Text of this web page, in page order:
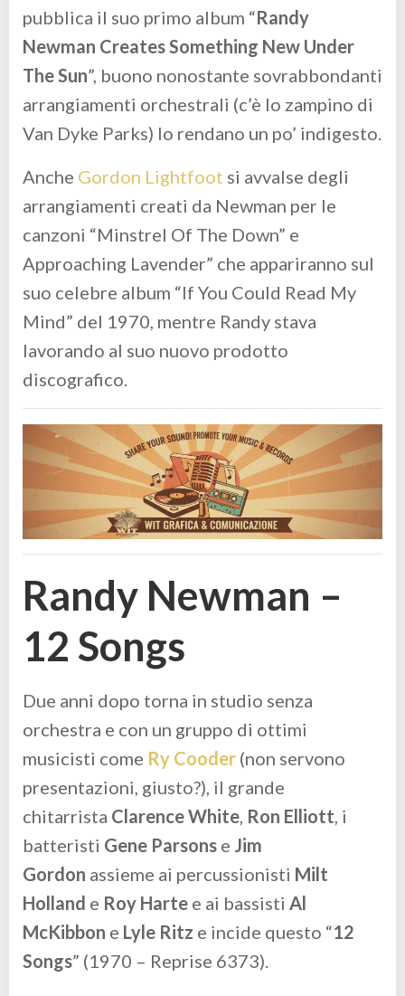
pubblica il suo primo album “Randy
Newman Creates Something New Under
The Sun”, buono nonostante sovrabbondanti
arrangiamenti orchestrali (c’è lo zampino di
Van Dyke Parks) lo rendano un po’ indigesto.
Anche Gordon Lightfoot si avvalse degli
arrangiamenti creati da Newman per le
canzoni “Minstrel Of The Down” e
Approaching Lavender” che appariranno sul
suo celebre album “If You Could Read My
Mind” del 1970, mentre Randy stava
lavorando al suo nuovo prodotto
discografico.
Randy Newman –
12 Songs
Due anni dopo torna in studio senza
orchestra e con un gruppo di ottimi
musicisti come Ry Cooder (non servono
presentazioni, giusto?), il grande
chitarrista Clarence White, Ron Elliott, i
batteristi Gene Parsons e Jim
Gordon assieme ai percussionisti Milt
Holland e Roy Harte e ai bassisti Al
McKibbon e Lyle Ritz e incide questo “12
Songs” (1970 – Reprise 6373).